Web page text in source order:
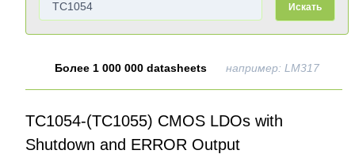
Искать
Более 1 000 000 datasheets например: LM317
TC1054-(TC1055) CMOS LDOs with
Shutdown and ERROR Output